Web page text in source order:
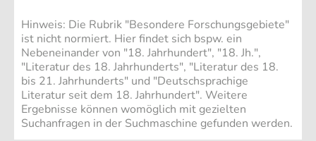
Hinweis: Die Rubrik "Besondere Forschungsgebiete"
ist nicht normiert. Hier findet sich bspw. ein
Nebeneinander von "18. Jahrhundert", "18. Jh.",
"Literatur des 18. Jahrhunderts", "Literatur des 18.
bis 21. Jahrhunderts" und "Deutschsprachige
Literatur seit dem 18. Jahrhundert". Weitere
Ergebnisse können womöglich mit gezielten
Suchanfragen in der Suchmaschine gefunden werden.